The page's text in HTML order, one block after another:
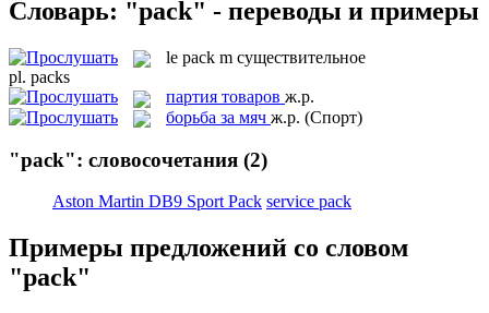
Словарь: "pack" - переводы и примеры
le pack m существительное
pl. packs
партия товаров ж.р.
борьба за мяч ж.р. (Спорт)
"pack": словосочетания (2)
Aston Martin DB9 Sport Pack service pack
Примеры предложений со словом
"pack"